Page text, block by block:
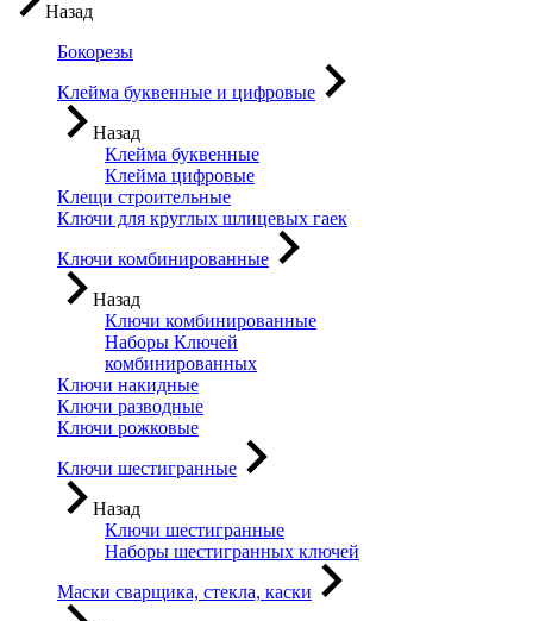
Назад
Бокорезы
Клейма буквенные и цифровые
Назад
Клейма буквенные
Клейма цифровые
Клещи строительные
Ключи для круглых шлицевых гаек
Ключи комбинированные
Назад
Ключи комбинированные
Наборы Ключей
комбинированных
Ключи накидные
Ключи разводные
Ключи рожковые
Ключи шестигранные
Назад
Ключи шестигранные
Наборы шестигранных ключей
Маски сварщика, стекла, каски